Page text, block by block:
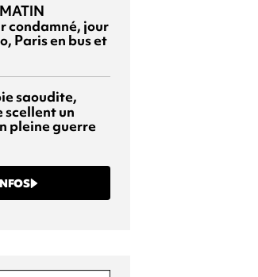
condamné, jour
Paris en bus et
saoudite,
scellent un
pleine guerre